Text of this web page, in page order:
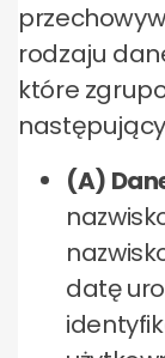
rodzaju
które
(A)
datę